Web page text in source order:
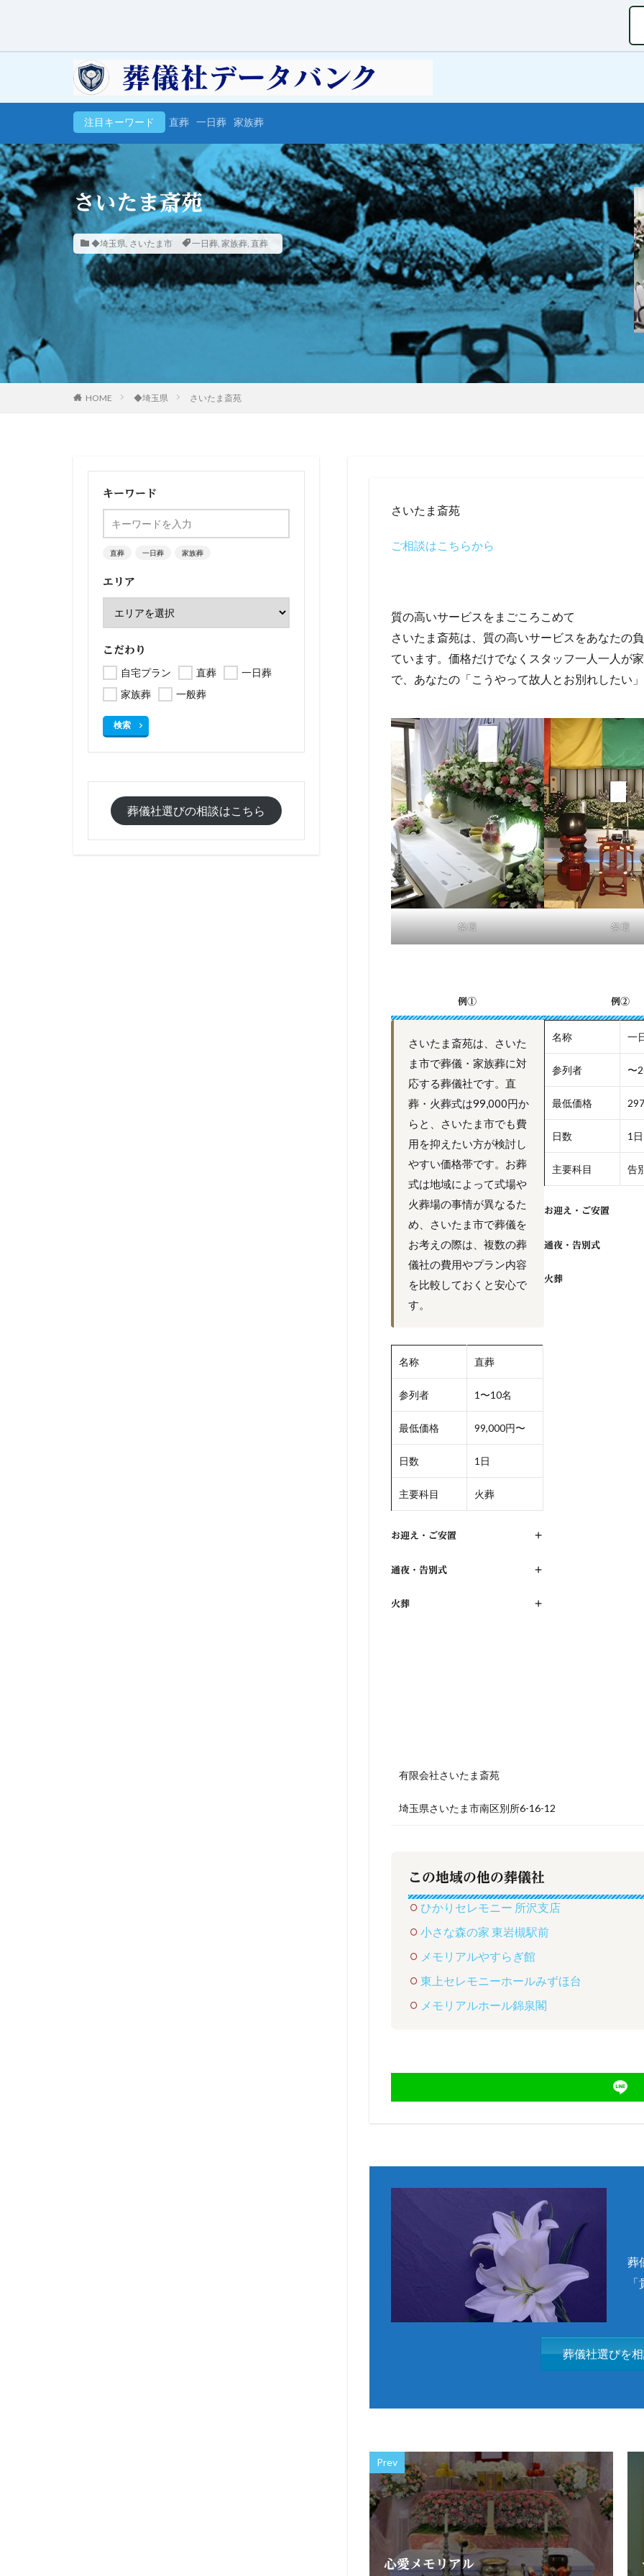
注目キーワード 直葬 一日葬 家族葬
さいたま斎苑
◆埼玉県, さいたま市 一日葬, 家族葬, 直葬
HOME ◆埼玉県 さいたま斎苑
さいたま斎苑
ご相談はこちらから
質の高いサービスをまごころこめて
さいたま斎苑は、質の高いサービスをあなたの
ています。価格だけでなくスタッフ一人一人が
で、あなたの「こうやって故人とお別れしたい
祭壇 祭壇
例①
さいたま斎苑は、さいた
ま市で葬儀・家族葬に対
応する葬儀社です。直
葬・火葬式は99,000円か
らと、さいたま市でも費
用を抑えたい方が検討し
やすい価格帯です。お葬
式は地域によって式場や
火葬場の事情が異なるた
め、さいたま市で葬儀を
お考えの際は、複数の葬
儀社の費用やプラン内容
を比較しておくと安心で
す。
名称 直葬
参列者 1〜10名
最低価格 99,000円〜
日数 1日
主要科目 火葬
お迎え・ご安置 +
通夜・告別式 +
火葬 +
例②
名称 一
参列者 〜
最低価格
日数 1日
主要科目 告
お迎え・ご安置
通夜・告別式
火葬
有限会社さいたま斎苑
埼玉県さいたま市南区別所6-16-12
この地域の他の葬儀社
ひかりセレモニー 所沢支店
小さな森の家 東岩槻駅前
メモリアルやすらぎ館
東上セレモニーホールみずほ台
メモリアルホール錦泉閣
葬
葬儀社選びを
Prev
心愛メモリアル
キーワード
直葬 一日葬 家族葬
エリア
こだわり
自宅プラン 直葬
一日葬
家族葬
一般葬
検索
葬儀社選びの相談はこちら